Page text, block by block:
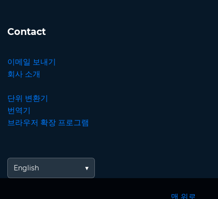
Contact
이메일 보내기
회사 소개
단위 변환기
번역기
브라우저 확장 프로그램
English
맨 위로